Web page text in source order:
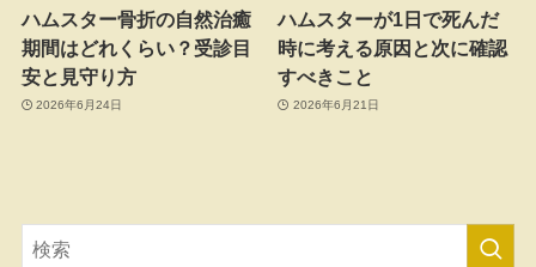
ハムスター骨折の自然治癒
期間はどれくらい？受診目
安と見守り方
2026年6月24日
ハムスターが1日で死んだ
時に考える原因と次に確認
すべきこと
2026年6月21日